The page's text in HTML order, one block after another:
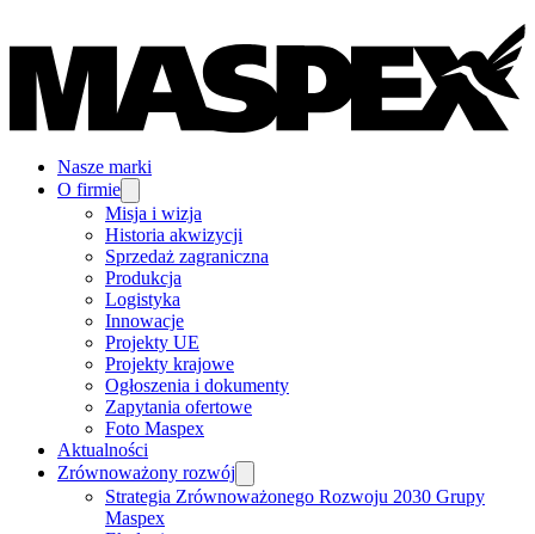
Nasze marki
O firmie
Misja i wizja
Historia akwizycji
Sprzedaż zagraniczna
Produkcja
Logistyka
Innowacje
Projekty UE
Projekty krajowe
Ogłoszenia i dokumenty
Zapytania ofertowe
Foto Maspex
Aktualności
Zrównoważony rozwój
Strategia Zrównoważonego Rozwoju 2030 Grupy
Maspex